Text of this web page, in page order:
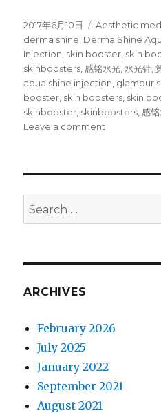
Posted
on
2017年6月10日 Categories
Aesthetic
derma shine Derma Shine
Injection skin booster skin
skinboosters 感铭水光 水光针 ,
aqua shine injection glamour
booster skin boosters skin
skinbooster skinboosters 感
Leave a comment
注
第
水
光
Search
for:
ARCHIVES
February 2026
July 2025
January 2022
September 2021
August 2021